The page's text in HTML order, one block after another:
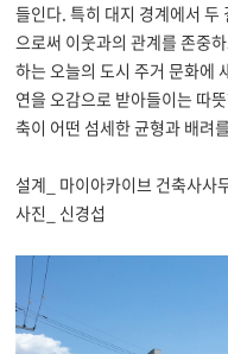
들인다.특히 대지 경계에서 두
으로써 이웃과의 관계를 존중
하는 오늘의 도시 주거 문화에
연을 오감으로 받아들이는 따
축이 어떤 섬세한 균형과 배려
설계_ 마이아카이브 건축사사
사진_ 신경섭